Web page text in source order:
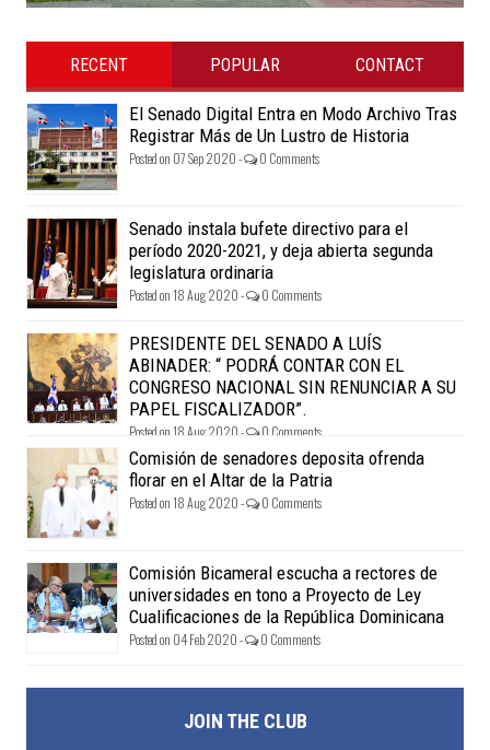
RECENT POPULAR CONTACT
El Senado Digital Entra en Modo Archivo Tras
Registrar Más de Un Lustro de Historia
Posted on 07 Sep 2020 - 0 Comments
Senado instala bufete directivo para el
período 2020-2021, y deja abierta segunda
legislatura ordinaria
Posted on 18 Aug 2020 - 0 Comments
PRESIDENTE DEL SENADO A LUÍS
ABINADER: “ PODRÁ CONTAR CON EL
CONGRESO NACIONAL SIN RENUNCIAR A SU
PAPEL FISCALIZADOR”.
Posted on 18 Aug 2020 - 0 Comments
Comisión de senadores deposita ofrenda
florar en el Altar de la Patria
Posted on 18 Aug 2020 - 0 Comments
Comisión Bicameral escucha a rectores de
universidades en tono a Proyecto de Ley
Cualificaciones de la República Dominicana
Posted on 04 Feb 2020 - 0 Comments
JOIN THE CLUB